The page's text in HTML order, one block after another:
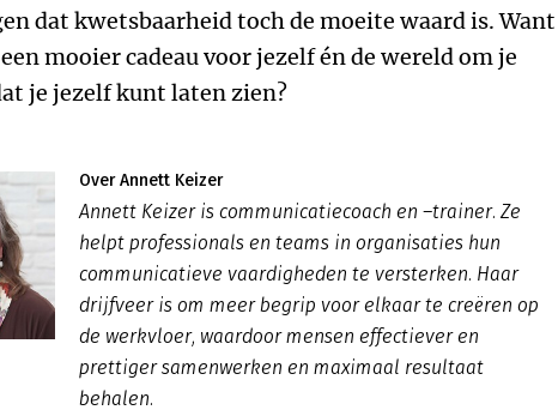
dat kwetsbaarheid toch de moeite waard is. Want
mooier cadeau voor jezelf én de wereld om je
je jezelf kunt laten zien?
Over Annett Keizer
Annett Keizer is communicatiecoach en –trainer. Ze
helpt professionals en teams in organisaties hun
communicatieve vaardigheden te versterken. Haar
drijfveer is om meer begrip voor elkaar te creëren op
de werkvloer, waardoor mensen effectiever en
prettiger samenwerken en maximaal resultaat
behalen.